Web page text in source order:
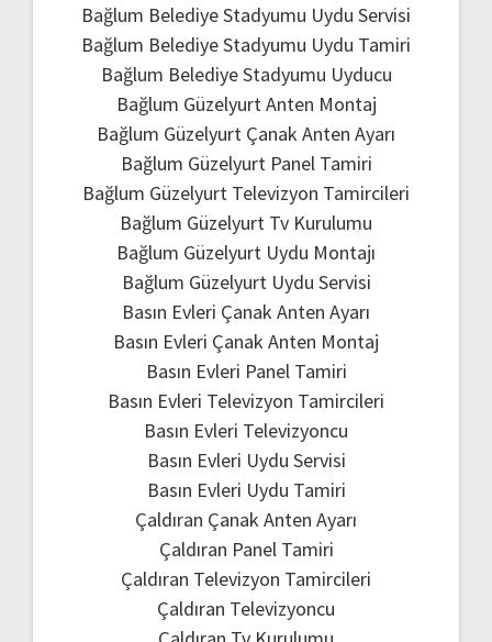
Bağlum Belediye Stadyumu Uydu Servisi
Bağlum Belediye Stadyumu Uydu Tamiri
Bağlum Belediye Stadyumu Uyducu
Bağlum Güzelyurt Anten Montaj
Bağlum Güzelyurt Çanak Anten Ayarı
Bağlum Güzelyurt Panel Tamiri
Bağlum Güzelyurt Televizyon Tamircileri
Bağlum Güzelyurt Tv Kurulumu
Bağlum Güzelyurt Uydu Montajı
Bağlum Güzelyurt Uydu Servisi
Basın Evleri Çanak Anten Ayarı
Basın Evleri Çanak Anten Montaj
Basın Evleri Panel Tamiri
Basın Evleri Televizyon Tamircileri
Basın Evleri Televizyoncu
Basın Evleri Uydu Servisi
Basın Evleri Uydu Tamiri
Çaldıran Çanak Anten Ayarı
Çaldıran Panel Tamiri
Çaldıran Televizyon Tamircileri
Çaldıran Televizyoncu